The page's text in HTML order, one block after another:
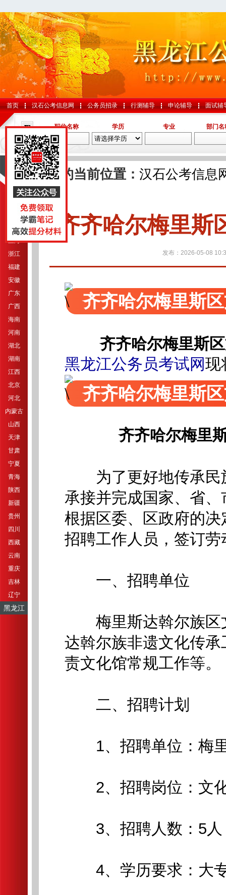
首页 汉石公考信息网 公务员招录 行测辅导 申论辅导 面试辅
职位名称 学历 专业 部门名
导航
江苏
上海
浙江
福建
安徽
广东
广西
海南
河南
湖北
湖南
江西
北京
河北
内蒙古
山西
天津
甘肃
宁夏
青海
陕西
新疆
贵州
四川
西藏
云南
重庆
吉林
辽宁
黑龙江
您的当前位置： 汉石公考信息
文
齐齐哈尔梅里斯
发布：2026-05-08
齐齐哈尔梅里斯
齐齐哈尔梅里斯
黑龙江公务员考试网 现
齐齐哈尔梅里斯
齐齐哈尔梅里
为了更好地传承民
承接并完成国家、省
根据区委、区政府的
招聘工作人员，签订
一、招聘单位
梅里斯达斡尔族区
达斡尔族非遗文化传
责文化馆常规工作等。
二、招聘计划
1、招聘单位：梅里
2、招聘岗位：文
3、招聘人数：5人
4、学历要求：大